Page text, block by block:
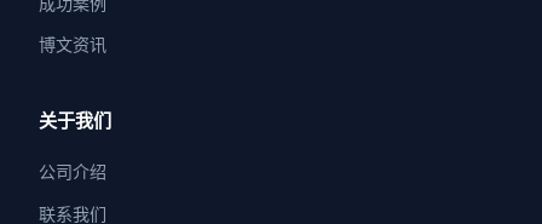
博文资讯
关于我们
公司介绍
联系我们